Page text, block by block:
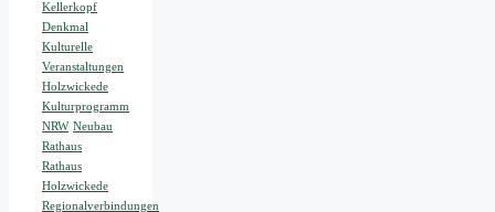
Kellerkopf
Denkmal
Kulturelle
Veranstaltungen
Holzwickede
Kulturprogramm
NRW Neubau
Rathaus
Rathaus
Holzwickede
Regionalverbindungen